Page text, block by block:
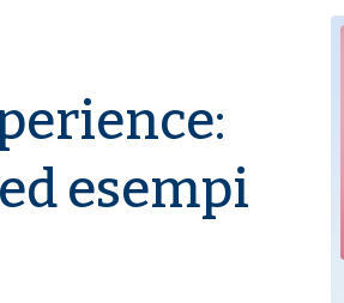
esempi